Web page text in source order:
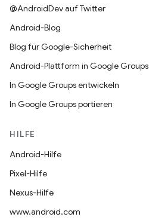
@AndroidDev auf Twitter
Android-Blog
Blog für Google-Sicherheit
Android-Plattform in Google Groups
In Google Groups entwickeln
In Google Groups portieren
HILFE
Android-Hilfe
Pixel-Hilfe
Nexus-Hilfe
www.android.com